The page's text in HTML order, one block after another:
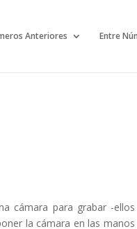
Anteriores Entre
cámara para grabar -ellos
la cámara en las manos